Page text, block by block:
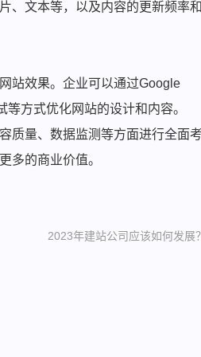
、文本等，以及内容的更新频率
站效果。企业可以通过Google
方式优化网站的设计和内容。
质量、数据监测等方面进行全面
多的商业价值。
2023年建站公司应该如何发展？